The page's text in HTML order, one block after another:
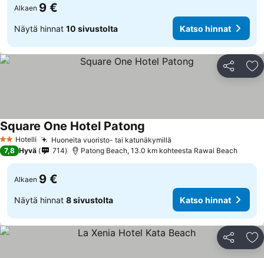
Alkaen 9 €
Näytä hinnat 10 sivustolta Katso hinnat
Jaa
2 Tähtiluokitus
Hotelli Huoneita vuoristo- tai katunäkymillä
Square One Hotel Patong
7,8 Hyvä 714 Patong Beach, 13.0 km kohteesta Rawai Beach
Alkaen 9 €
Näytä hinnat 8 sivustolta Katso hinnat
Jaa